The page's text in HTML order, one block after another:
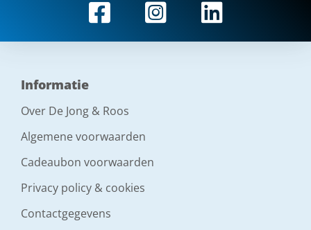
Informatie
Over De Jong & Roos
Algemene voorwaarden
Cadeaubon voorwaarden
Privacy policy & cookies
Contactgegevens